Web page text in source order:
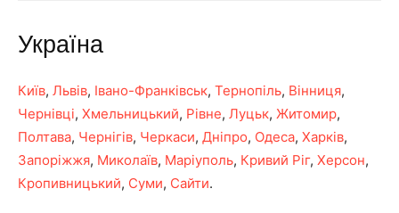
Україна
Київ, Львів, Івано-Франківськ, Тернопіль, Вінниця,
Чернівці, Хмельницький, Рівне, Луцьк, Житомир,
Полтава, Чернігів, Черкаси, Дніпро, Одеса, Харків,
Запоріжжя, Миколаїв, Маріуполь, Кривий Ріг, Херсон,
Кропивницький, Суми, Сайти.